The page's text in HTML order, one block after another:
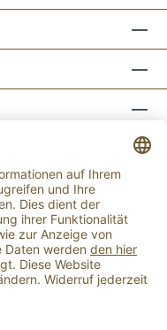
Münster
zzgl.